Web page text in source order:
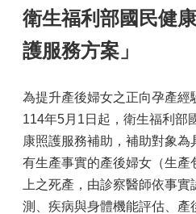
衛生福利部國民健
護服務方案」
為提升產後婦女之正向孕產經
114年5月1日起，衛生福利部
康照護服務補助，補助對象
有生產事實的產後婦女（生產
上之死產，由診察醫師依事
測、疾病與身體機能評估、產